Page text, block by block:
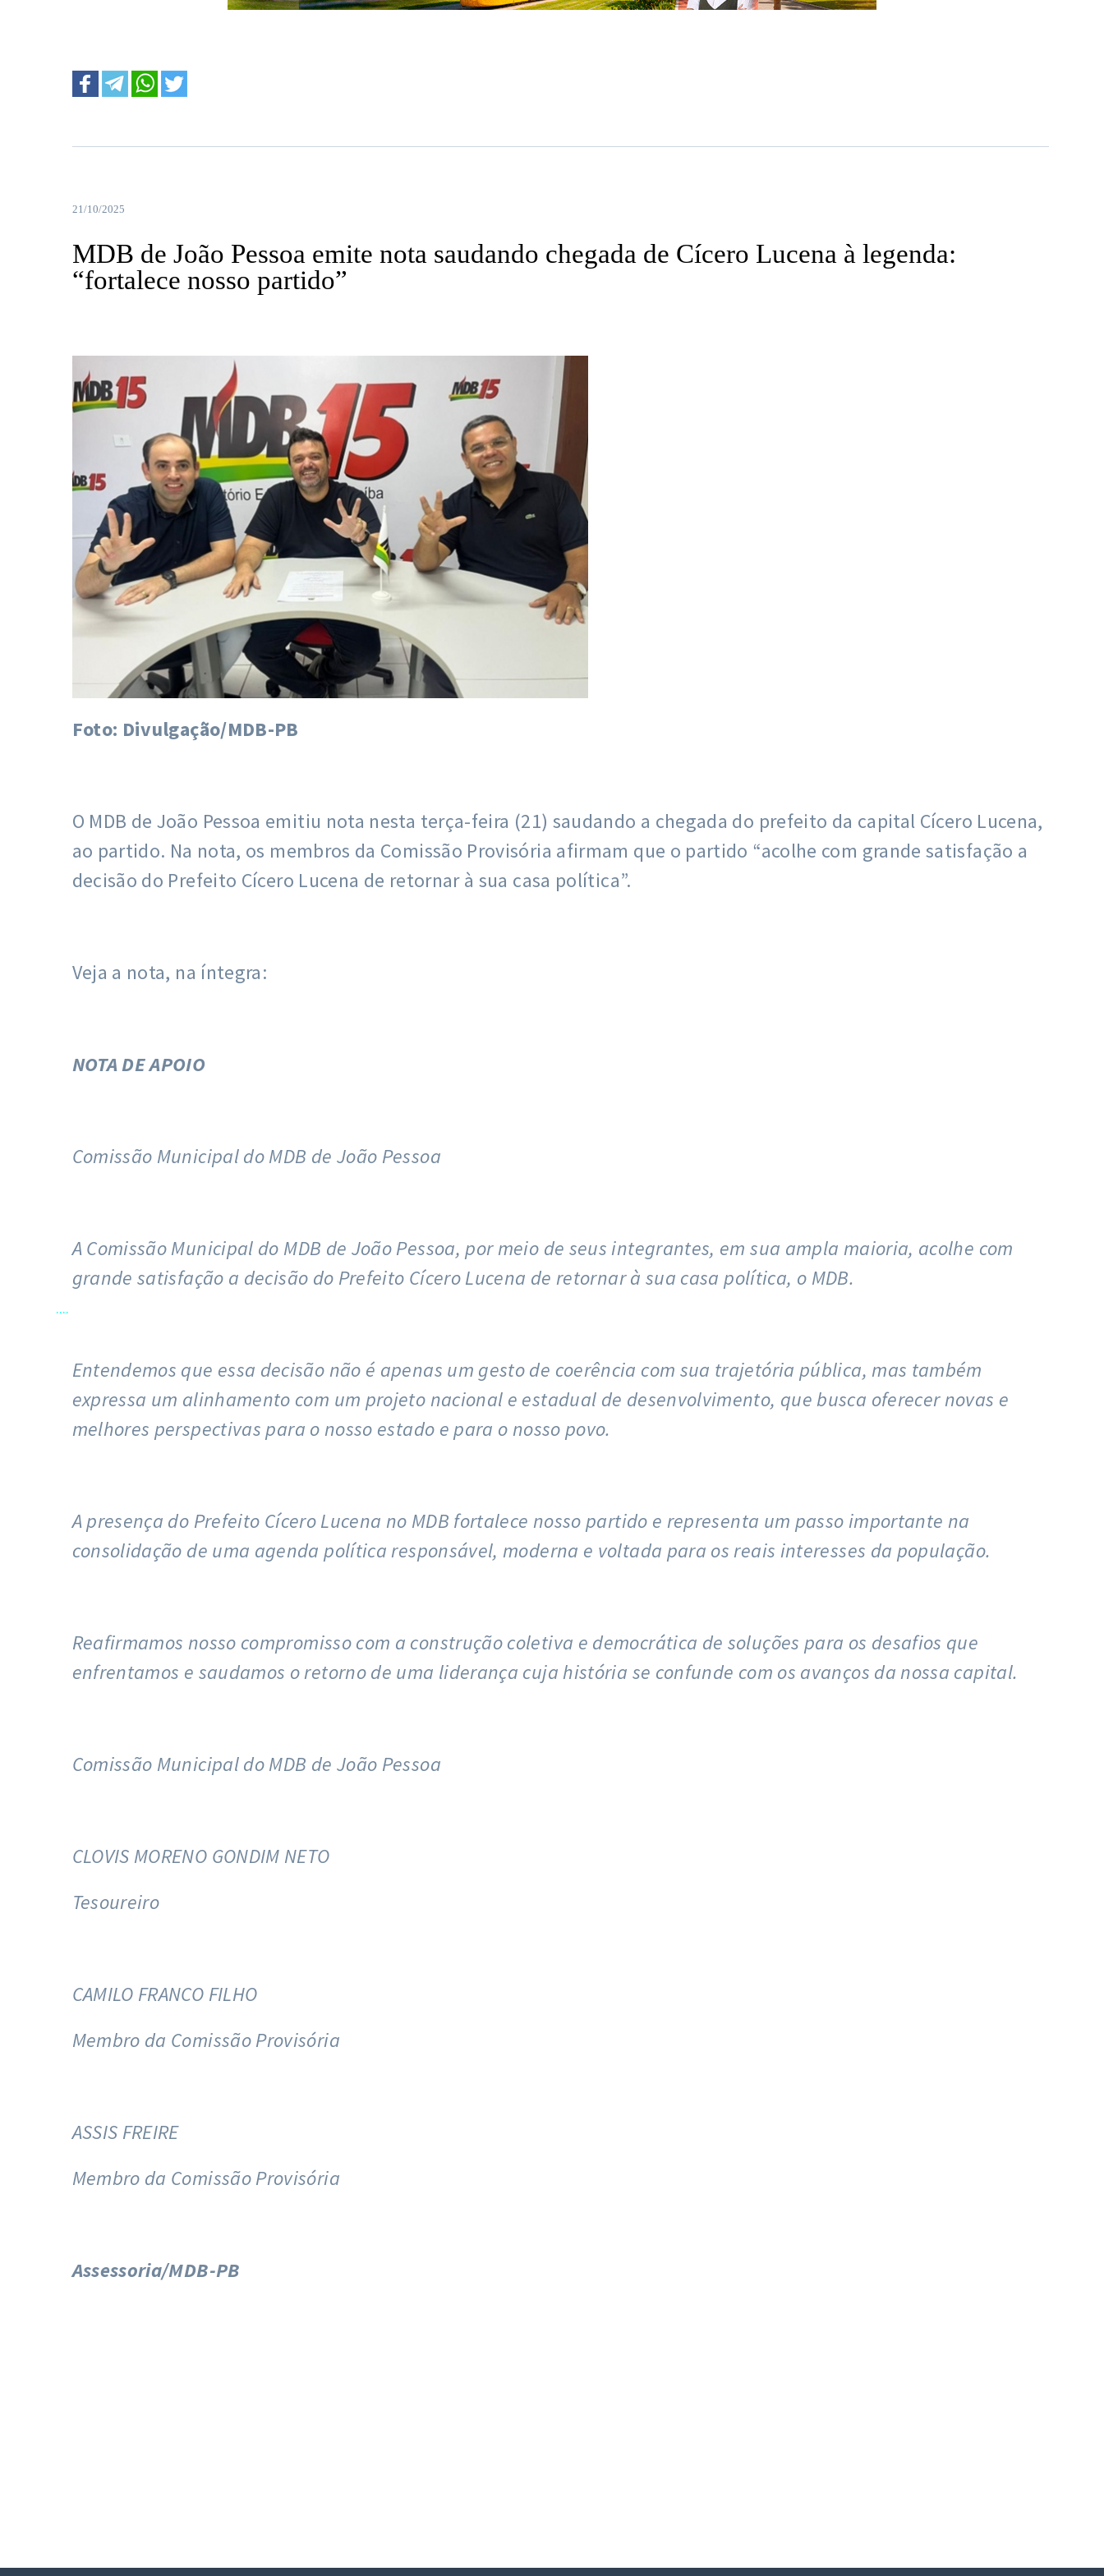
....
21/10/2025
MDB de João Pessoa emite nota saudando chegada de Cícero Lucena à legenda:
“fortalece nosso partido”
Foto: Divulgação/MDB-PB
O MDB de João Pessoa emitiu nota nesta terça-feira (21) saudando a chegada do prefeito da capital Cícero Lucena,
ao partido. Na nota, os membros da Comissão Provisória afirmam que o partido “acolhe com grande satisfação a
decisão do Prefeito Cícero Lucena de retornar à sua casa política”.
Veja a nota, na íntegra:
NOTA DE APOIO
Comissão Municipal do MDB de João Pessoa
A Comissão Municipal do MDB de João Pessoa, por meio de seus integrantes, em sua ampla maioria, acolhe com
grande satisfação a decisão do Prefeito Cícero Lucena de retornar à sua casa política, o MDB.
Entendemos que essa decisão não é apenas um gesto de coerência com sua trajetória pública, mas também
expressa um alinhamento com um projeto nacional e estadual de desenvolvimento, que busca oferecer novas e
melhores perspectivas para o nosso estado e para o nosso povo.
A presença do Prefeito Cícero Lucena no MDB fortalece nosso partido e representa um passo importante na
consolidação de uma agenda política responsável, moderna e voltada para os reais interesses da população.
Reafirmamos nosso compromisso com a construção coletiva e democrática de soluções para os desafios que
enfrentamos e saudamos o retorno de uma liderança cuja história se confunde com os avanços da nossa capital.
Comissão Municipal do MDB de João Pessoa
CLOVIS MORENO GONDIM NETO
Tesoureiro
CAMILO FRANCO FILHO
Membro da Comissão Provisória
ASSIS FREIRE
Membro da Comissão Provisória
Assessoria/MDB-PB